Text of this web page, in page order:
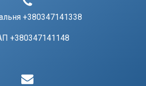
+380347141338
+380347141148